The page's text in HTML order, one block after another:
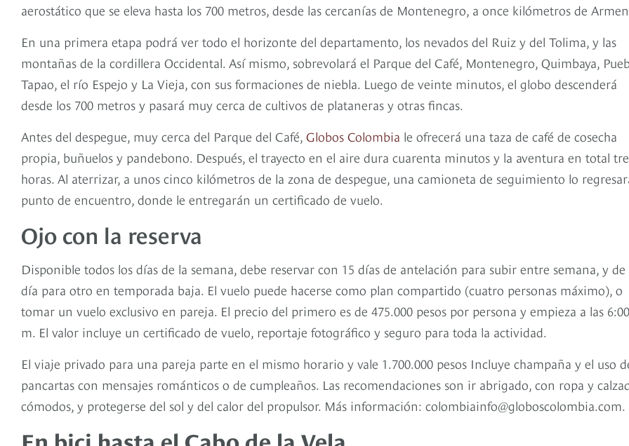
aerostático que se eleva hasta los 700 metros, desde las cercanías de Montenegro, a once kilómetros de
En una primera etapa podrá ver todo el horizonte del departamento, los nevados del Ruiz y del Tolima, y las
montañas de la cordillera Occidental. Así mismo, sobrevolará el Parque del Café, Montenegro, Quimbaya,
Tapao, el río Espejo y La Vieja, con sus formaciones de niebla. Luego de veinte minutos, el globo descenderá
desde los 700 metros y pasará muy cerca de cultivos de plataneras y otras fincas.
Antes del despegue, muy cerca del Parque del Café, Globos Colombia le ofrecerá una taza de café de cosecha
propia, buñuelos y pandebono. Después, el trayecto en el aire dura cuarenta minutos y la aventura en total
horas. Al aterrizar, a unos cinco kilómetros de la zona de despegue, una camioneta de seguimiento lo
punto de encuentro, donde le entregarán un certificado de vuelo.
Ojo con la reserva
Disponible todos los días de la semana, debe reservar con 15 días de antelación para subir entre semana, y de
día para otro en temporada baja. El vuelo puede hacerse como plan compartido (cuatro personas máximo), o
tomar un vuelo exclusivo en pareja. El precio del primero es de 475.000 pesos por persona y empieza a las
m. El valor incluye un certificado de vuelo, reportaje fotográfico y seguro para toda la actividad.
El viaje privado para una pareja parte en el mismo horario y vale 1.700.000 pesos Incluye champaña y el uso
pancartas con mensajes románticos o de cumpleaños. Las recomendaciones son ir abrigado, con ropa y
cómodos, y protegerse del sol y del calor del propulsor. Más información: colombiainfo@globoscolombia.com.